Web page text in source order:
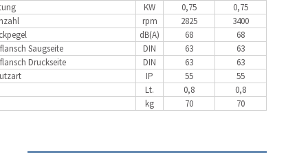
KW 0,75
0,75
rpm 2825
3400
dB(A) 68
68
Saugseite
DIN 63
63
Druckseite
DIN 63
63
IP 55
55
Lt.
0,8
0,8
kg
70 70